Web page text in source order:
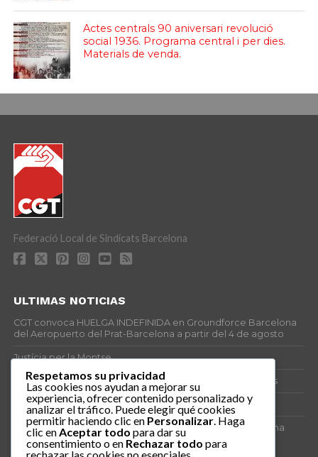
Actes centrals 90 aniversari revolució
social 1936. Programa central i per dies.
Materials de venda.
Federació Local de Sindicats Barcelona
ULTIMAS NOTICIAS
CGT convoca HUELGA INDEFINIDA en Groundforce Barcelona
del Aeropuerto del Prat-Barcelona a partir del 4 de agosto
Justícia per la Montse
25J – Día Mundial para la Prevención de los Ahogamientos
ERE encubierto en H&M Concentrix
Actes centrals 90 aniversari revolució social 1936. Programa
central i per dies. Materials de venda.
Respetamos su privacidad
Las cookies nos ayudan a mejorar su
experiencia, ofrecer contenido personalizado y
analizar el tráfico. Puede elegir qué cookies
permitir haciendo clic en Personalizar . Haga
clic en Aceptar todo para dar su
consentimiento o en Rechazar todo para
rechazar las cookies no esenciales.